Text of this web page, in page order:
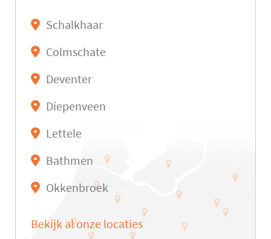
Schalkhaar
Colmschate
Deventer
Diepenveen
Lettele
Bathmen
Okkenbroek
Bekijk al onze locaties